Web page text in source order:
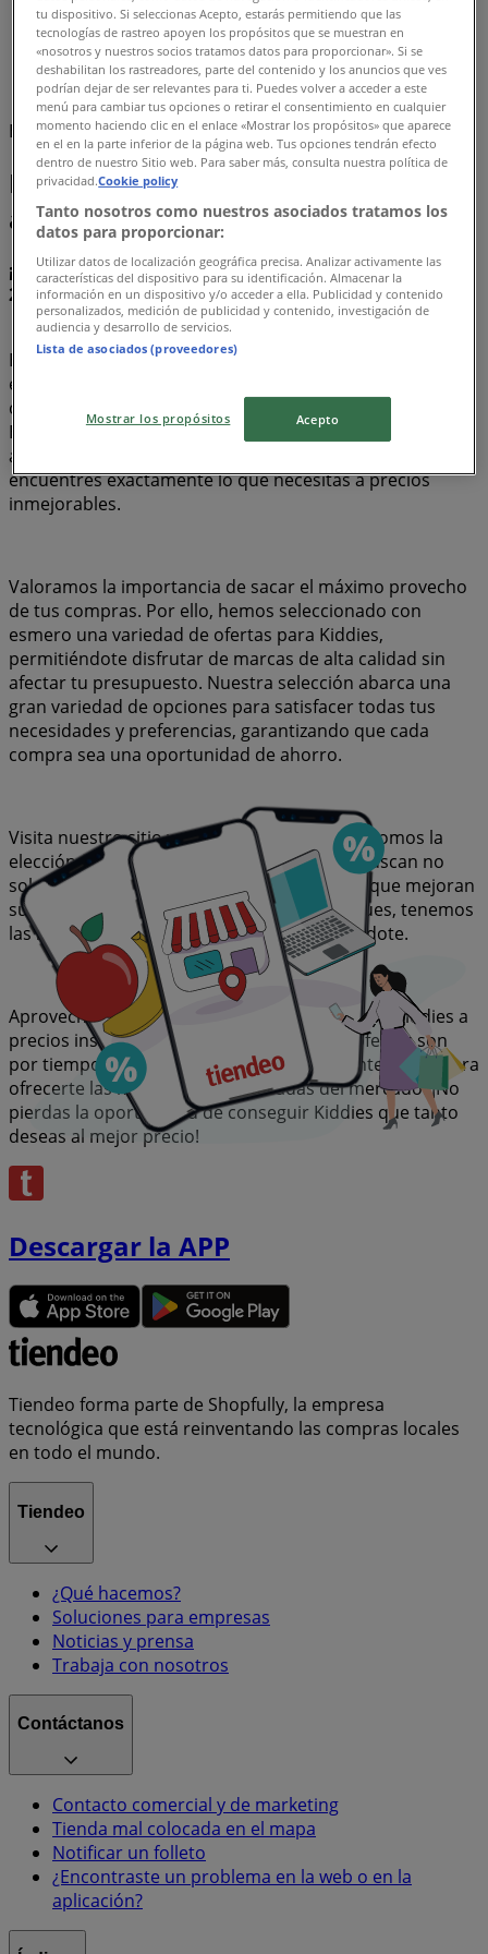
Tiendeo»
Ofertas»
Kiddies
Estamos a punto de publicar ofertas de Kiddies
Kiddies, todas las ofertas a tu
alcance
¡Descubre las mejores ofertas para Kiddies en agosto
2026!
En este mes de agosto del año 2026, estamos
emocionados de ofrecerte las ofertas más atractivas y
competitivas para Kiddies disponibles en todo México.
En Tiendeo, nuestro objetivo es brindarte acceso a una
amplia gama de ofertas, asegurándonos de que
encuentres exactamente lo que necesitas a precios
inmejorables.
Valoramos la importancia de sacar el máximo provecho
de tus compras. Por ello, hemos seleccionado con
esmero una variedad de ofertas para Kiddies,
permitiéndote disfrutar de marcas de alta calidad sin
afectar tu presupuesto. Nuestra selección abarca una
gran variedad de opciones para satisfacer todas tus
necesidades y preferencias, garantizando que cada
compra sea una oportunidad de ahorro.
Visita nuestro sitio web y descubre por qué somos la
elección favorita de miles de usuarios que buscan no
solo ahorrar, sino también adquirir marcas que mejoran
su calidad de vida. Sea lo que sea que busques, tenemos
las mejores ofertas y promociones esperándote.
Aprovecha esta oportunidad única de adquirir Kiddies a
precios insuperables. Recuerda, nuestras ofertas son
por tiempo limitado y se actualizan constantemente para
ofrecerte las marcas más destacadas del mercado. ¡No
pierdas la oportunidad de conseguir Kiddies que tanto
deseas al mejor precio!
Descargar la APP
Tiendeo forma parte de Shopfully, la empresa
tecnológica que está reinventando las compras locales
en todo el mundo.
Tiendeo
¿Qué hacemos?
Soluciones para empresas
Noticias y prensa
Trabaja con nosotros
Contáctanos
Contacto comercial y de marketing
Tienda mal colocada en el mapa
Notificar un folleto
¿Encontraste un problema en la web o en la
aplicación?
tu dispositivo. Si seleccionas Acepto, estarás permitiendo que las
tecnologías de rastreo apoyen los propósitos que se muestran en
«nosotros y nuestros socios tratamos datos para proporcionar». Si se
deshabilitan los rastreadores, parte del contenido y los anuncios que ves
podrían dejar de ser relevantes para ti. Puedes volver a acceder a este
menú para cambiar tus opciones o retirar el consentimiento en cualquier
momento haciendo clic en el enlace «Mostrar los propósitos» que aparece
en el en la parte inferior de la página web. Tus opciones tendrán efecto
dentro de nuestro Sitio web. Para saber más, consulta nuestra política de
privacidad.Cookie policy
Tanto nosotros como nuestros asociados tratamos los
datos para proporcionar:
Utilizar datos de localización geográfica precisa. Analizar activamente las
características del dispositivo para su identificación. Almacenar la
información en un dispositivo y/o acceder a ella. Publicidad y contenido
personalizados, medición de publicidad y contenido, investigación de
audiencia y desarrollo de servicios.
Lista de asociados (proveedores)
Mostrar los propósitos Acepto